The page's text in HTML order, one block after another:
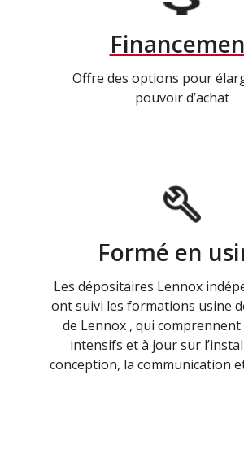
Offre des options pour
pouvoir d’achat
Formé en
Les dépositaires Lennox
ont suivi les formations usine
de Lennox , qui comprennent
intensifs et à jour sur
conception, la communication